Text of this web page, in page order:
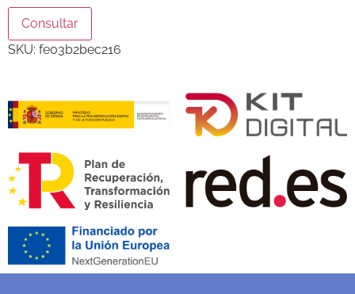
Consultar
SKU: fe03b2bec216